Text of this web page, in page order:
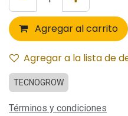
Agregar al carrito
Agregar a la lista de
TECNOGROW
Términos y condiciones